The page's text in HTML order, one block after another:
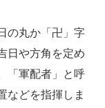
の丸か「卍」字
日や方角を定め
「軍配者」と呼
などを指揮しま